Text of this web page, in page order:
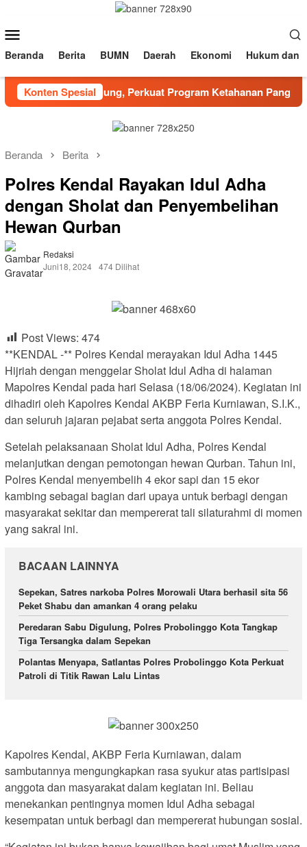
konten
Mobile
Beranda Berita BUMN Daerah Ekonomi Hukum dan
Konten Spesial
Petani Jagung, Perkuat Program Ketahanan Pangan
Beranda Berita
Polres Kendal Rayakan Idul Adha
dengan Sholat dan Penyembelihan
Hewan Qurban
Redaksi
Juni18, 2024 474 Dilihat
Post Views: 474
**KENDAL -** Polres Kendal merayakan Idul Adha 1445
Hijriah dengan menggelar Sholat Idul Adha di halaman
Mapolres Kendal pada hari Selasa (18/06/2024). Kegiatan ini
dihadiri oleh Kapolres Kendal AKBP Feria Kurniawan, S.I.K.,
dan seluruh jajaran pejabat serta anggota Polres Kendal.
Setelah pelaksanaan Sholat Idul Adha, Polres Kendal
melanjutkan dengan pemotongan hewan Qurban. Tahun ini,
Polres Kendal menyembelih 4 ekor sapi dan 15 ekor
kambing sebagai bagian dari upaya untuk berbagi dengan
masyarakat sekitar dan mempererat tali silaturahmi di momen
yang sakral ini.
BACAAN LAINNYA
Sepekan, Satres narkoba Polres Morowali Utara berhasil sita 56
Peket Shabu dan amankan 4 orang pelaku
Peredaran Sabu Digulung, Polres Probolinggo Kota Tangkap
Tiga Tersangka dalam Sepekan
Polantas Menyapa, Satlantas Polres Probolinggo Kota Perkuat
Patroli di Titik Rawan Lalu Lintas
Kapolres Kendal, AKBP Feria Kurniawan, dalam
sambutannya mengungkapkan rasa syukur atas partisipasi
anggota dan masyarakat dalam kegiatan ini. Beliau
menekankan pentingnya momen Idul Adha sebagai
kesempatan untuk berbagi dan mempererat hubungan sosial.